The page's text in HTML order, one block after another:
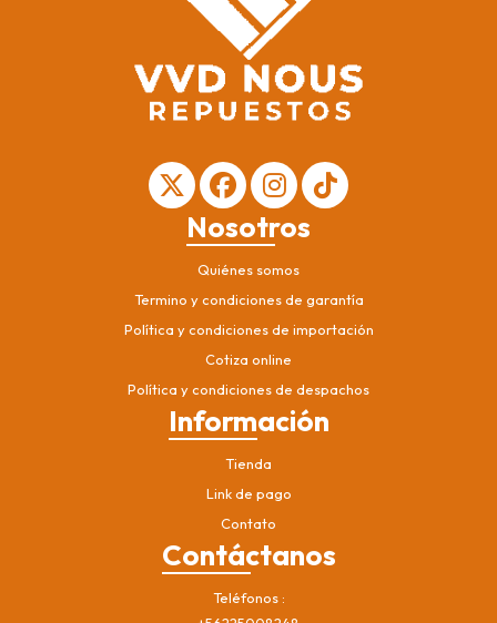
Nosotros
Quiénes somos
Termino y condiciones de garantía
Política y condiciones de importación
Cotiza online
Política y condiciones de despachos
Información
Tienda
Link de pago
Contato
Contáctanos
Teléfonos